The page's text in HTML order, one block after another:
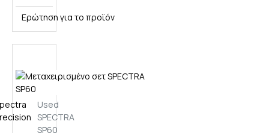
Ερώτηση για το προϊόν
Used
SPECTRA
SP60